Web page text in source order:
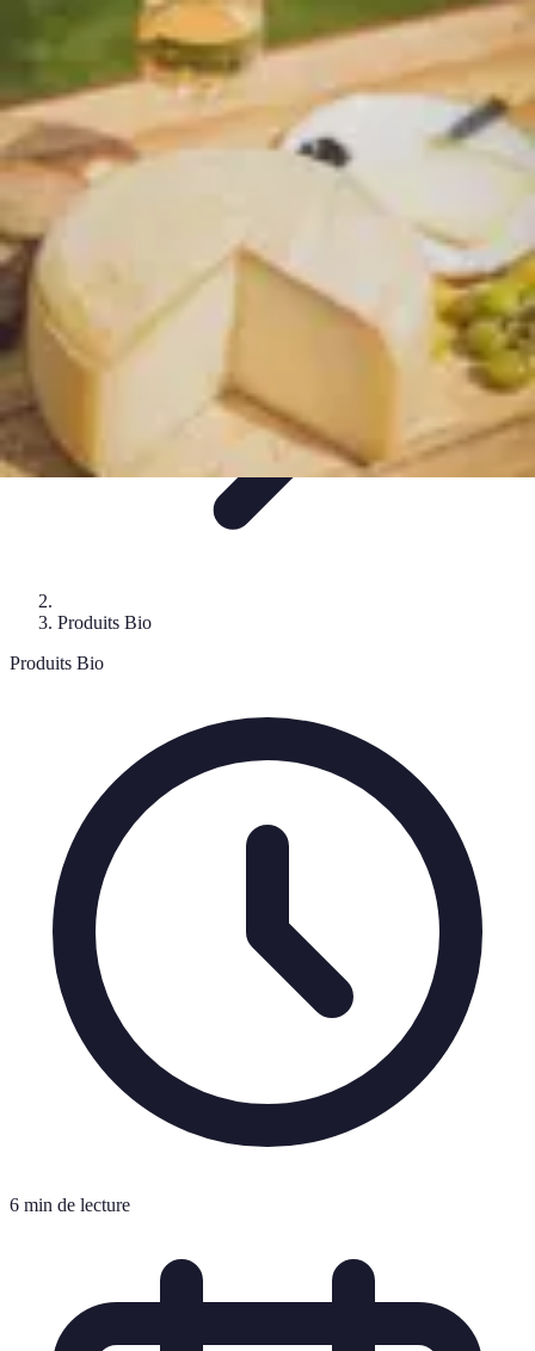
Alimentation BioConsommation responsableBiodiversité
Santé et Environnement
Écologie Bio
Produits Bio
Produits Bio
6 min de lecture